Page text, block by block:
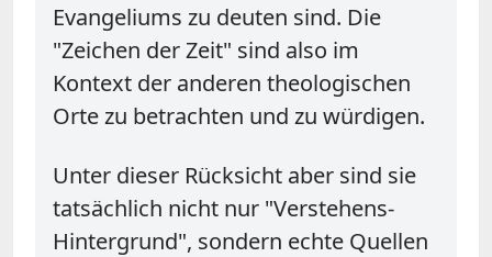
Evangeliums zu deuten sind. Die
"Zeichen der Zeit" sind also im
Kontext der anderen theologischen
Orte zu betrachten und zu würdigen.
Unter dieser Rücksicht aber sind sie
tatsächlich nicht nur "Verstehens-
Hintergrund", sondern echte Quellen